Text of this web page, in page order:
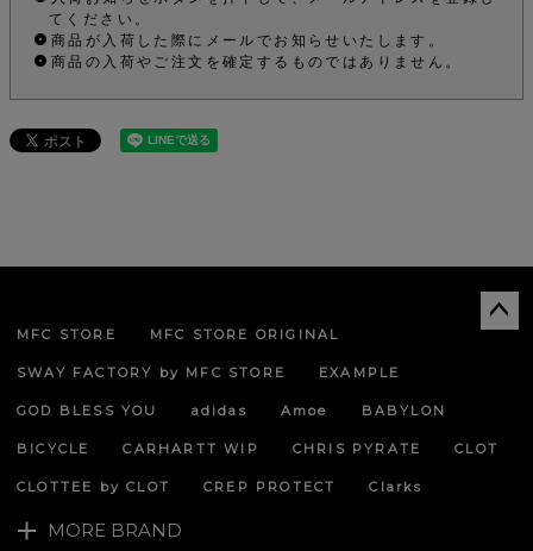
てください。
商品が入荷した際にメールでお知らせいたします。
商品の入荷やご注文を確定するものではありません。
MFC STORE MFC STORE ORIGINAL
SWAY FACTORY by MFC STORE EXAMPLE
GOD BLESS YOU adidas Amoe BABYLON
BICYCLE CARHARTT WIP CHRIS PYRATE CLOT
CLOTTEE by CLOT CREP PROTECT Clarks
MORE BRAND